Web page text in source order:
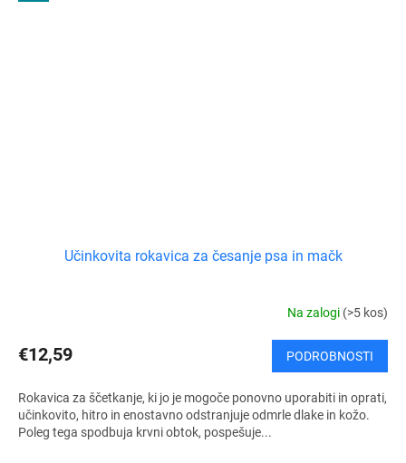
Učinkovita rokavica za česanje psa in mačk
Na zalogi (>5 kos)
€12,59 PODROBNOSTI
Rokavica za ščetkanje, ki jo je mogoče ponovno uporabiti in oprati,
učinkovito, hitro in enostavno odstranjuje odmrle dlake in kožo.
Poleg tega spodbuja krvni obtok, pospešuje...